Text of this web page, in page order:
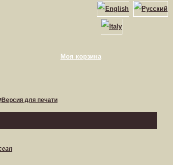
Моя корзина
Версия для печати